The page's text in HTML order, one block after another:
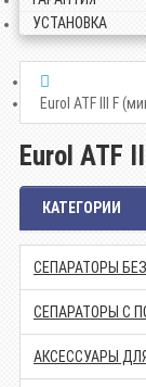
УСТАНОВКА
Eurol ATF III F
Eurol ATF
КАТЕГОРИИ
СЕПАРАТОРЫ
СЕПАРАТОРЫ С
АКСЕССУАРЫ ДЛЯ